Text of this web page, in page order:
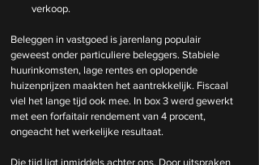
verkoop.
Beleggen in vastgoed is jarenlang populair
geweest onder particuliere beleggers. Stabiele
huurinkomsten, lage rentes en oplopende
huizenprijzen maakten het aantrekkelijk. Fiscaal
viel het lange tijd ook mee. In box 3 werd gewerkt
met een forfaitair rendement van 4 procent,
ongeacht het werkelijke resultaat.
Die tijd ligt inmiddels achter ons. Door uitspraken